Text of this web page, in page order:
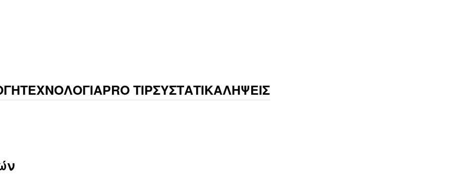
ΤΕΧΝΟΛΟΓΙΑPRO TIPΣΥΣΤΑΤΙΚΑΛΗΨΕΙΣ